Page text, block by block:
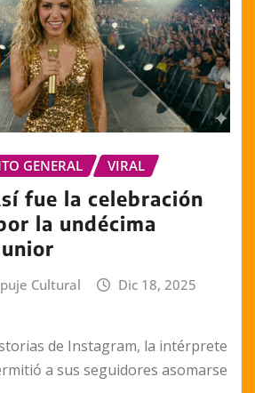
GENERAL VIRAL
fue la celebración
la undécima
Cultural
Dic 18, 2025
de Instagram, la intérprete
a sus seguidores asomarse